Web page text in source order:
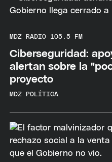
MDZ RADIO 105.5 FM
Ciberseguridad:
alertan sobre la
proyecto
MDZ POLÍTICA